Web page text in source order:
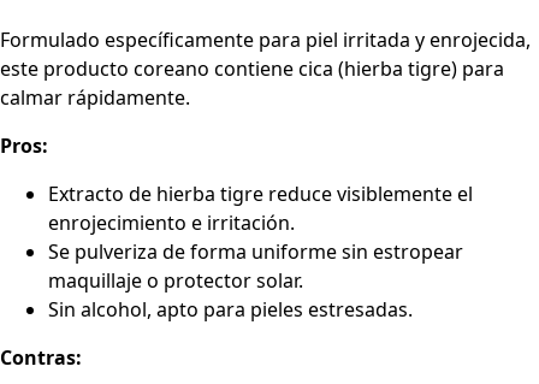
Formulado específicamente para piel irritada y enrojecida,
este producto coreano contiene cica (hierba tigre) para
calmar rápidamente.
Pros:
Extracto de hierba tigre reduce visiblemente el
enrojecimiento e irritación.
Se pulveriza de forma uniforme sin estropear
maquillaje o protector solar.
Sin alcohol, apto para pieles estresadas.
Contras: